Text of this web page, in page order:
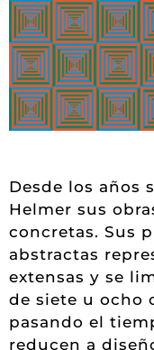
Desde los años
Helmer sus
concretas. Sus
abstractas
extensas y se
de siete u ocho
pasando el
reducen a